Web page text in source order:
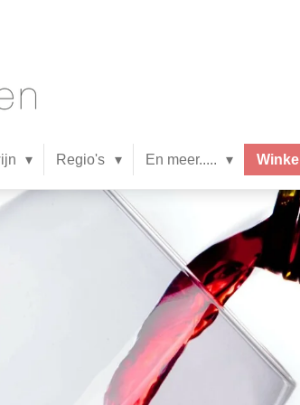
Regio's En meer..... Winkel